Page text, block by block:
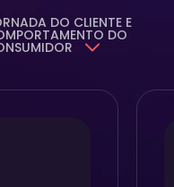
DO CLIENTE E
DO